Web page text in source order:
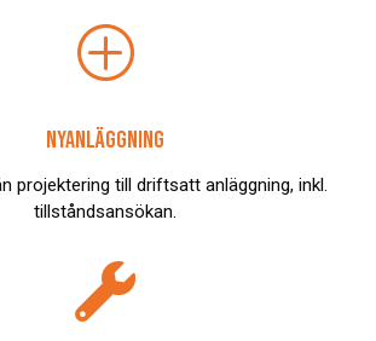
P
NYANLÄGGNING
projektering till driftsatt anläggning, inkl.
tillståndsansökan.
